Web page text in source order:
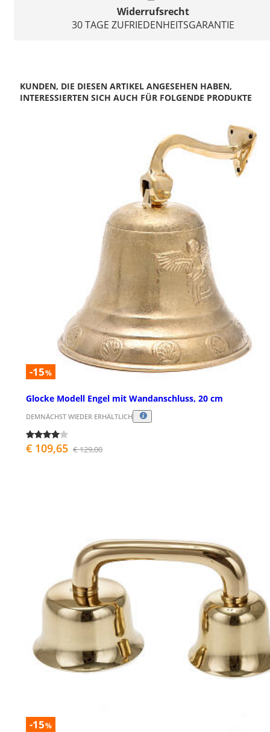
Widerrufsrecht
30 TAGE ZUFRIEDENHEITSGARANTIE
KUNDEN, DIE DIESEN ARTIKEL ANGESEHEN HABEN,
INTERESSIERTEN SICH AUCH FÜR FOLGENDE PRODUKTE
-15%
Glocke Modell Engel mit Wandanschluss, 20 cm
DEMNÄCHST WIEDER ERHÄLTLICH
€ 109,65 € 129,00
-15%